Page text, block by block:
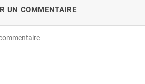
UN COMMENTAIRE